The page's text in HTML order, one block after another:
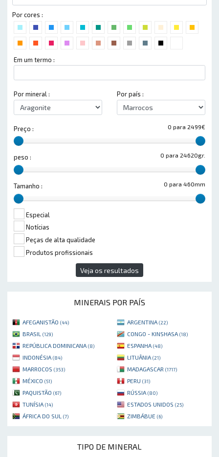
Por cores :
Em um termo :
Por mineral : Por país :
0 para 2499€
Preço :
0 para 24620gr.
peso :
0 para 460mm
Tamanho :
Especial
Notícias
Peças de alta qualidade
Produtos profissionais
Veja os resultados
MINERAIS POR PAÍS
AFEGANISTÃO (44) ARGENTINA (22)
BRASIL (129) CONGO - KINSHASA (18)
REPÚBLICA DOMINICANA (8) ESPANHA (48)
INDONÉSIA (84) LITUÂNIA (21)
MARROCOS (353) MADAGASCAR (1717)
MÉXICO (51) PERU (31)
PAQUISTÃO (67) RÚSSIA (80)
TUNÍSIA (14) ESTADOS UNIDOS (25)
ÁFRICA DO SUL (7) ZIMBÁBUE (6)
TIPO DE MINERAL